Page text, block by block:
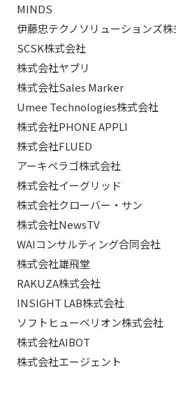
MINDS
伊藤忠テクノソリューションズ株
SCSK株式会社
株式会社ヤプリ
株式会社Sales Marker
Umee Technologies株式会社
株式会社PHONE APPLI
株式会社FLUED
アーキペラゴ株式会社
株式会社イーグリッド
株式会社クローバー・サン
株式会社NewsTV
WAIコンサルティング合同会社
株式会社雄飛堂
RAKUZA株式会社
INSIGHT LAB株式会社
ソフトヒューベリオン株式会社
株式会社AIBOT
株式会社エージェント